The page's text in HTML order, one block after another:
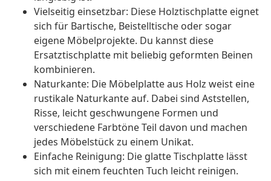
Vielseitig einsetzbar: Diese Holztischplatte eignet
sich für Bartische, Beistelltische oder sogar
eigene Möbelprojekte. Du kannst diese
Ersatztischplatte mit beliebig geformten Beinen
kombinieren.
Naturkante: Die Möbelplatte aus Holz weist eine
rustikale Naturkante auf. Dabei sind Aststellen,
Risse, leicht geschwungene Formen und
verschiedene Farbtöne Teil davon und machen
jedes Möbelstück zu einem Unikat.
Einfache Reinigung: Die glatte Tischplatte lässt
sich mit einem feuchten Tuch leicht reinigen.